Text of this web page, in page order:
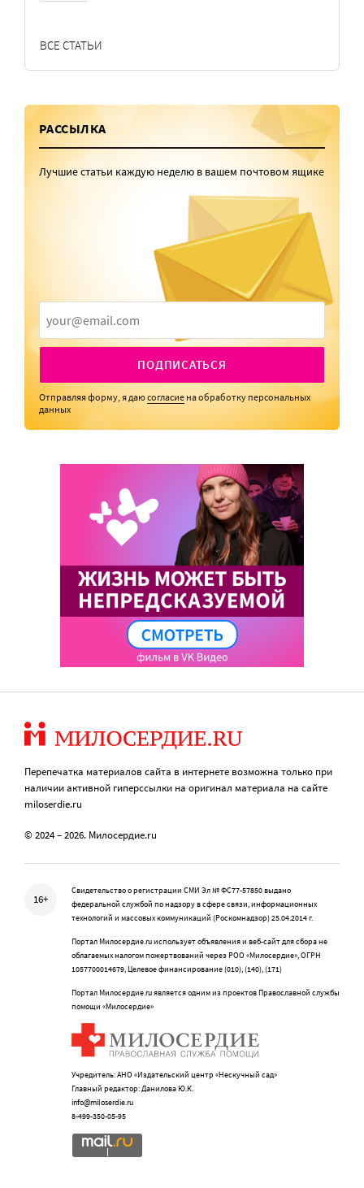
ВСЕ СТАТЬИ
РАССЫЛКА
Лучшие статьи каждую неделю в вашем почтовом ящике
ПОДПИСАТЬСЯ
Отправляя форму, я даюсогласие на обработку персональных
данных
Перепечатка материалов сайта в интернете возможна только при
наличии активной гиперссылки на оригинал материала на сайте
miloserdie.ru
© 2024 – 2026. Милосердие.ru
16+
Свидетельство о регистрации СМИ Эл № ФС77-57850 выдано
федеральной службой по надзору в сфере связи, информационных
технологий и массовых коммуникаций (Роскомнадзор) 25.04.2014 г.
Портал Милосердие.ru использует объявления и веб-сайт для сбора не
облагаемых налогом пожертвований через РОО «Милосердие», ОГРН
1057700014679, Целевое финансирование (010), (140), (171)
Портал Милосердие.ru является одним из проектов Православной службы
помощи «Милосердие»
Учредитель: АНО «Издательский центр «Нескучный сад»
Главный редактор: Данилова Ю.К.
info@miloserdie.ru
8-499-350-05-95